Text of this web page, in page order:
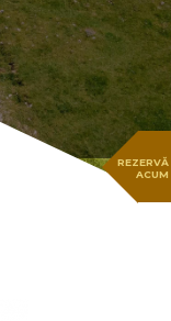
REZERVĂ
ACUM